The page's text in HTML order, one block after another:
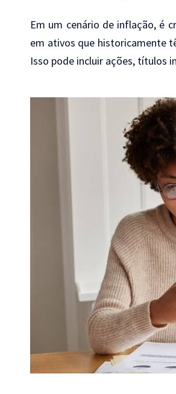
Em um cenário de inflação, é
em ativos que historicamente
Isso pode incluir ações, títulos